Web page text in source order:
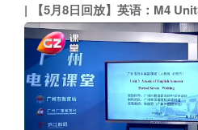
【5月8日回放】英语：M4 Unit3 Period7